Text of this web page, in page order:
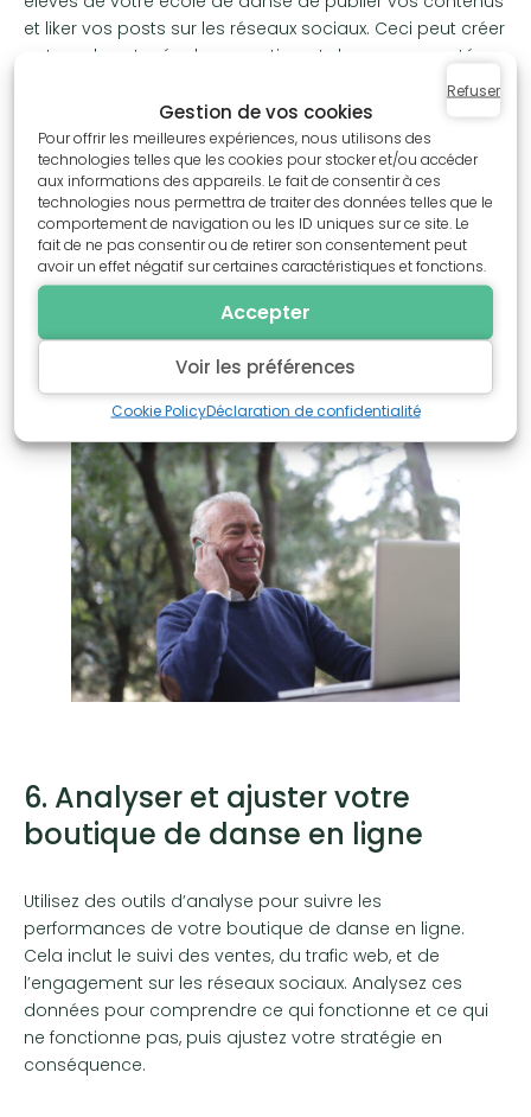
Gestion de vos cookies
Pour offrir les meilleures expériences, nous utilisons des
technologies telles que les cookies pour stocker et/ou accéder
aux informations des appareils. Le fait de consentir à ces
technologies nous permettra de traiter des données telles que le
comportement de navigation ou les ID uniques sur ce site. Le
fait de ne pas consentir ou de retirer son consentement peut
avoir un effet négatif sur certaines caractéristiques et fonctions.
Accepter
Refuser
Voir les préférences
Cookie PolicyDéclaration de confidentialité
et liker vos posts sur les réseaux sociaux. Ceci peut créer
autour de votre école un sentiment de communauté.
5. Fournir un excellent service
client
Un service client exceptionnel peut faire la différence
entre un client satisfait qui revient et un client déçu qui
partage son expérience négative. Assurez-vous de
répondre rapidement aux questions, de résoudre les
problèmes efficacement, et de faciliter le processus de
retour et d’échange.
6. Analyser et ajuster votre
boutique de danse en ligne
Utilisez des outils d’analyse pour suivre les
performances de votre boutique de danse en ligne.
Cela inclut le suivi des ventes, du trafic web, et de
l’engagement sur les réseaux sociaux. Analysez ces
données pour comprendre ce qui fonctionne et ce qui
ne fonctionne pas, puis ajustez votre stratégie en
conséquence.